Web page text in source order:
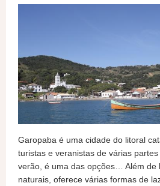
Garopaba é uma cidade do litoral
turistas e veranistas de várias
verão, é uma das opções… Além de
naturais, oferece várias formas de